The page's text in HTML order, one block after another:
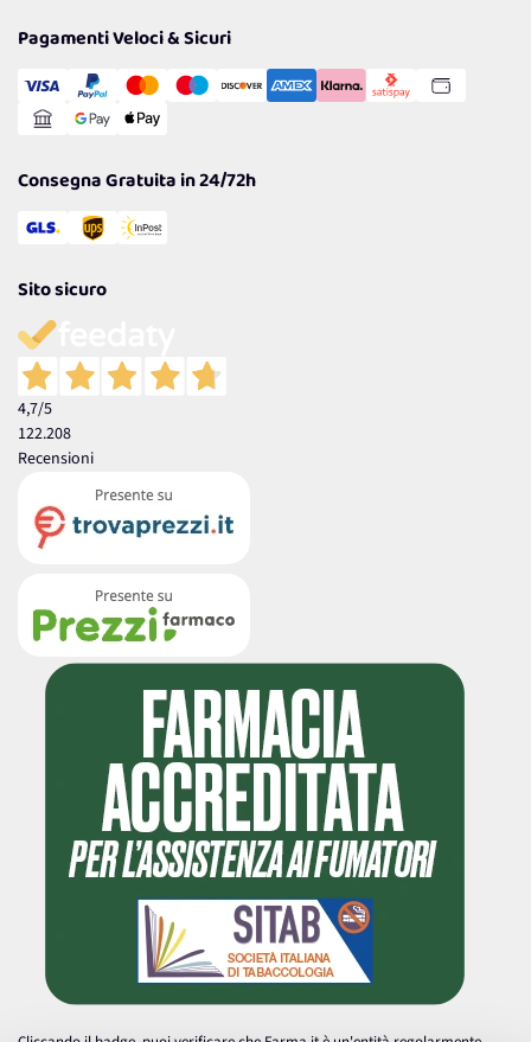
Cookie Policy
Gestisci Cookie
Reso Facile e Veloce
Pagamenti Veloci & Sicuri
Consegna Gratuita in 24/72h
Sito sicuro
4,7/5
122.208
Recensioni